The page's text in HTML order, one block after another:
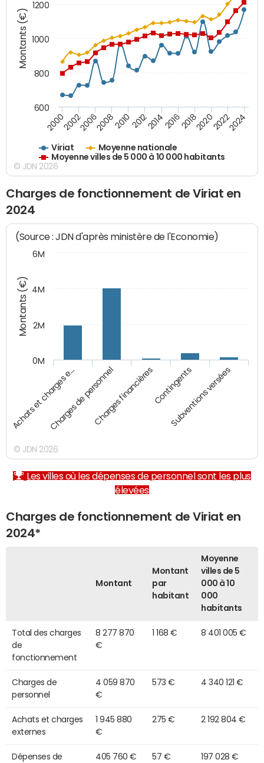
Montants (€)
Viriat
Moyenne nationale
Moyenne villes de 5 000 à 10 000 habitants
200020022006200820102012201420162018202020222024
600
800
1000
1200
© JDN 2026
Charges de fonctionnement de Viriat en
2024
Montants (€)
(Source : JDN d'après ministère de l'Economie)
Achats et charges e…Charges de personnelCharges financièresContingents
Subventions versées
0M
2M
4M
6M
© JDN 2026
Les villes où les dépenses de personnel sont les plus
élevées
Charges de fonctionnement de Viriat en
2024*
Montant
Montant
par
habitant
Moyenne
villes de 5
000 à 10
000
habitants
Total des charges
de
fonctionnement
8 277 870
€
1 168 € 8 401 005 €
Charges de
personnel
4 059 870
€
573 € 4 340 121 €
Achats et charges
externes
1 945 880
€
275 € 2 192 804 €
Dépenses de 405 760 € 57 € 197 028 €